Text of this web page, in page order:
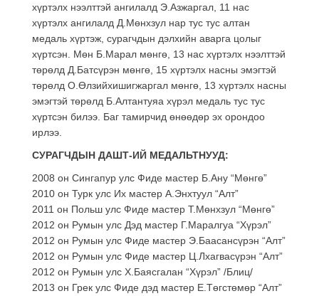
хүртэлх нээлттэй ангилалд Э.Азжаргал, 11 нас
хүртэлх ангилалд Д.Мөнхзул нар тус тус алтан
медаль хүртэж, сурагчдын дэлхийн аварга цолыг
хүртсэн. Мөн Б.Марал мөнгө, 13 нас хүртэлх нээлттэй
төрөлд Д.Батсүрэн мөнгө, 15 хүртэлх насны эмэгтэй
төрөлд О.Өлзийхишигжаргал мөнгө, 13 хүртэлх насны
эмэгтэй төрөлд Б.Алтантуяа хүрэл медаль тус тус
хүртсэн билээ. Баг тамирчид өнөөдөр эх орондоо
ирлээ.
СУРАГЧДЫН ДАШТ-ИЙ МЕДАЛЬТНУУД:
2008 он Сингапур улс Фиде мастер Б.Ану “Мөнгө”
2010 он Турк улс Их мастер А.Энхтуул “Алт”
2011 он Польш улс Фиде мастер Т.Мөнхзул “Мөнгө”
2012 он Румын улс Дэд мастер Г.Маралгуа “Хүрэл”
2012 он Румын улс Фиде мастер Э.Баасансүрэн “Алт”
2012 он Румын улс Фиде мастер Ц.Лхагвасүрэн “Алт”
2012 он Румын улс Х.Баясгалан “Хүрэл” /Блиц/
2013 он Грек улс Фиде дэд мастер Е.Төгстөмөр “Алт”